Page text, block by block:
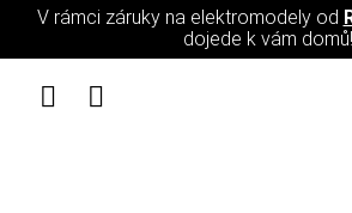
Přejít na obsah
V rámci záruky na elektromodely od
dojede k vám domů!